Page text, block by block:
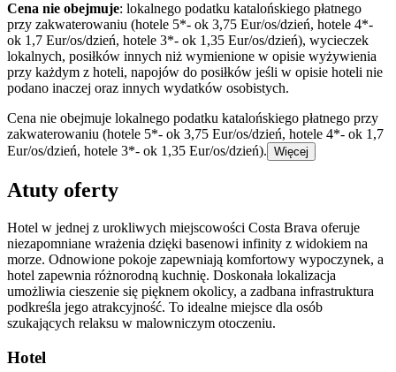
Cena nie obejmuje: lokalnego podatku katalońskiego płatnego
przy zakwaterowaniu (hotele 5*- ok 3,75 Eur/os/dzień, hotele 4*-
ok 1,7 Eur/os/dzień, hotele 3*- ok 1,35 Eur/os/dzień), wycieczek
lokalnych, posiłków innych niż wymienione w opisie wyżywienia
przy każdym z hoteli, napojów do posiłków jeśli w opisie hoteli nie
podano inaczej oraz innych wydatków osobistych.
Cena nie obejmuje lokalnego podatku katalońskiego płatnego przy
zakwaterowaniu (hotele 5*- ok 3,75 Eur/os/dzień, hotele 4*- ok 1,7
Eur/os/dzień, hotele 3*- ok 1,35 Eur/os/dzień). Więcej
Atuty oferty
Hotel w jednej z urokliwych miejscowości Costa Brava oferuje
niezapomniane wrażenia dzięki basenowi infinity z widokiem na
morze. Odnowione pokoje zapewniają komfortowy wypoczynek, a
hotel zapewnia różnorodną kuchnię. Doskonała lokalizacja
umożliwia cieszenie się pięknem okolicy, a zadbana infrastruktura
podkreśla jego atrakcyjność. To idealne miejsce dla osób
szukających relaksu w malowniczym otoczeniu.
Hotel